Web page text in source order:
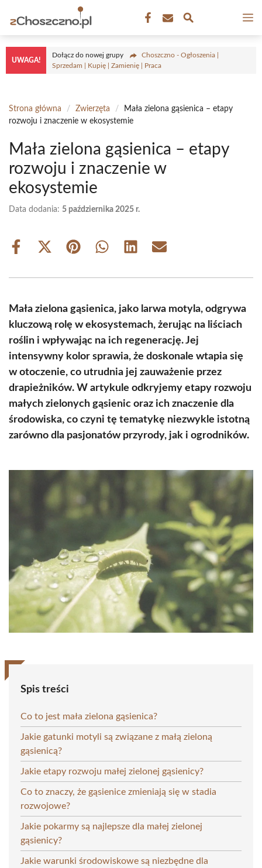
treści
UWAGA!
Dołącz do nowej grupy
Choszczno - Ogłoszenia |
Sprzedam | Kupię | Zamienię | Praca
Strona główna / Zwierzęta /
Mała zielona gąsienica – etapy
rozwoju i znaczenie w ekosystemie
Mała zielona gąsienica – etapy
rozwoju i znaczenie w
ekosystemie
Data dodania: 5 października 2025 r.
Share
Share
(Twitter)
Share Share Share Share
Mała zielona gąsienica, jako larwa motyla, odgrywa
kluczową rolę w ekosystemach, żerując na liściach
roślin i wpływając na ich regenerację. Jej
intensywny kolor sprawia, że doskonale wtapia się
w otoczenie, co utrudnia jej zauważenie przez
drapieżników. W artykule odkryjemy etapy rozwoju
małych zielonych gąsienic oraz ich znaczenie dla
środowiska, co czyni tę tematykę niezwykle istotną
zarówno dla pasjonatów przyrody, jak i ogrodników.
Spis treści
Co to jest mała zielona gąsienica?
Jakie gatunki motyli są związane z małą zieloną
gąsienicą?
Jakie etapy rozwoju małej zielonej gąsienicy?
Co to znaczy, że gąsienice zmieniają się w stadia
rozwojowe?
Jakie pokarmy są najlepsze dla małej zielonej
gąsienicy?
Jakie warunki środowiskowe są niezbędne dla